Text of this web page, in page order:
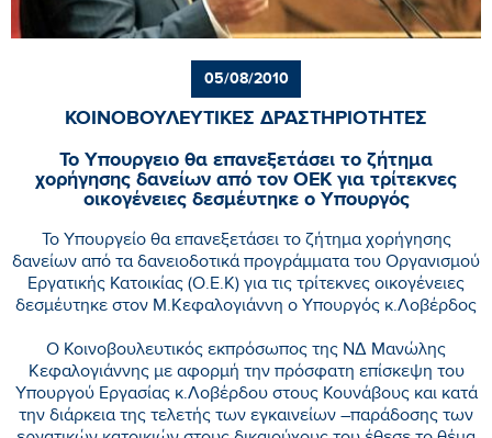
05/08/2010
ΚΟΙΝΟΒΟΥΛΕΥΤΙΚΕΣ ΔΡΑΣΤΗΡΙΟΤΗΤΕΣ
Το Υπουργειο θα επανεξετάσει το ζήτημα
χορήγησης δανείων από τον ΟΕΚ για τρίτεκνες
οικογένειες δεσμέυτηκε ο Υπουργός
Το Υπουργείο θα επανεξετάσει το ζήτημα χορήγησης
δανείων από τα δανειοδοτικά προγράμματα του Οργανισμού
Εργατικής Κατοικίας (Ο.Ε.Κ) για τις τρίτεκνες οικογένειες
δεσμέυτηκε στον Μ.Κεφαλογιάννη ο Υπουργός κ.Λοβέρδος
Ο Κοινοβουλευτικός εκπρόσωπος της ΝΔ Μανώλης
Κεφαλογιάννης με αφορμή την πρόσφατη επίσκεψη του
Υπουργού Εργασίας κ.Λοβέρδου στους Κουνάβους και κατά
την διάρκεια της τελετής των εγκαινείων –παράδοσης των